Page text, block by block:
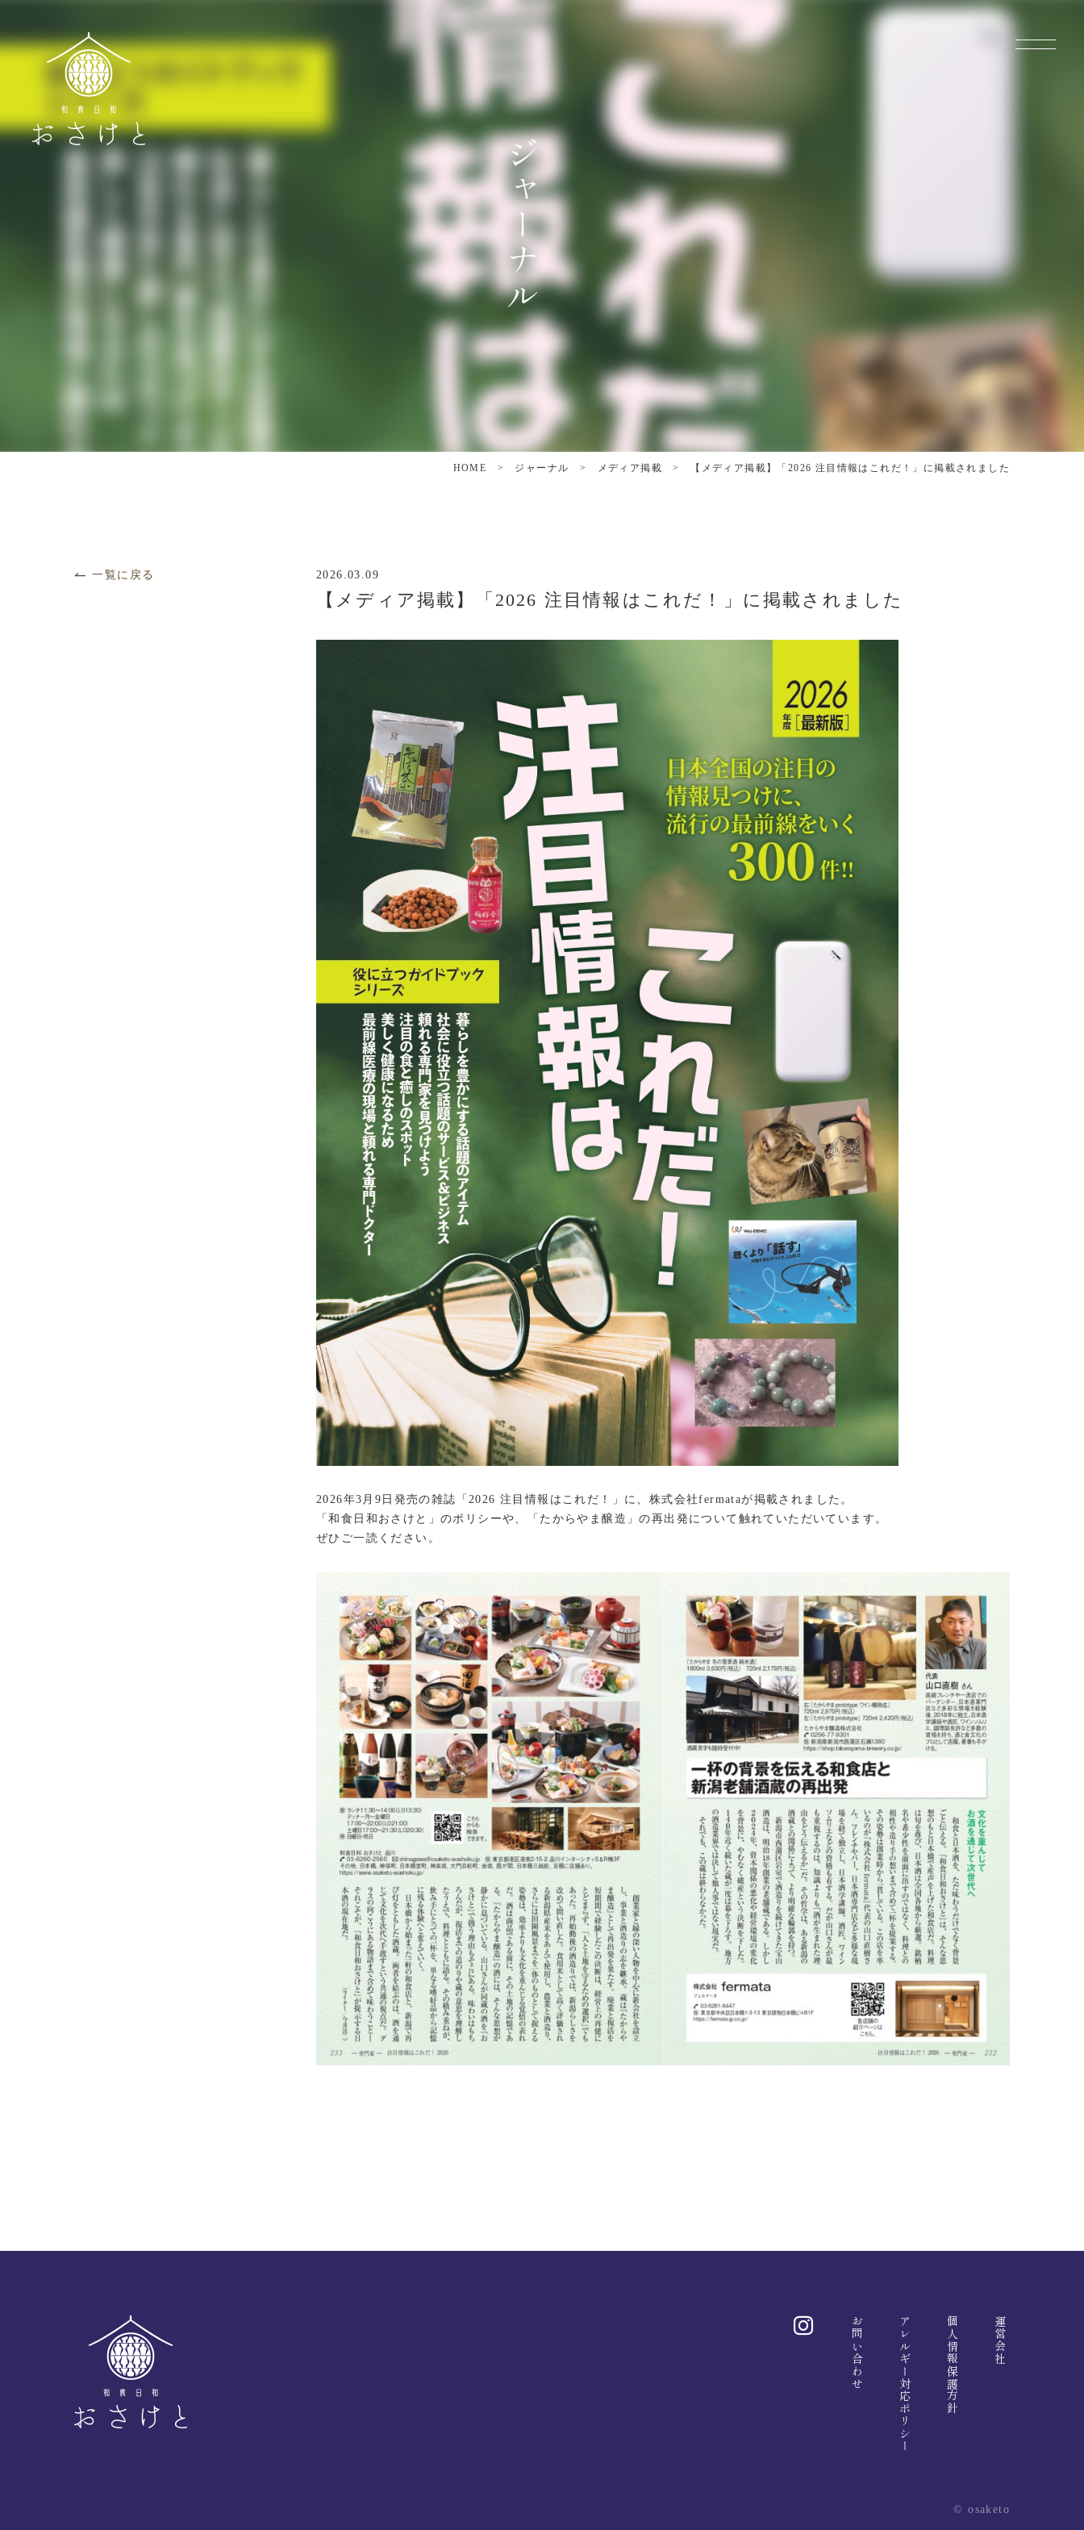
ジ
ャ
ー
ナ
ル
HOME > ジャーナル > メディア掲載 > 【メディア掲載】「2026 注目情報はこれだ！」に掲載されました
2026.03.09
【メディア掲載】「2026 注目情報はこれだ！」に掲載されました
2026年3月9日発売の雑誌「2026 注目情報はこれだ！」に、株式会社fermataが掲載されました。
「和食日和おさけと」のポリシーや、「たからやま醸造」の再出発について触れていただいています。
ぜひご一読ください。
一覧に戻る
運営会社
個人情報保護方針
アレルギー対応ポリシー
お問い合わせ
© osaketo